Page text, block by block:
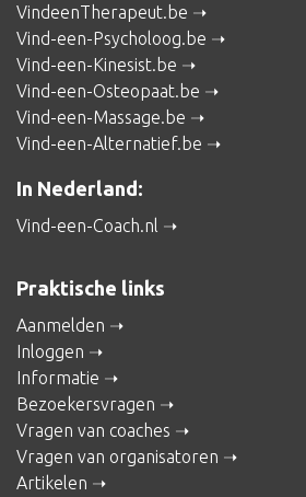
VindeenTherapeut.be
Vind-een-Psycholoog.be
Vind-een-Kinesist.be
Vind-een-Osteopaat.be
Vind-een-Massage.be
Vind-een-Alternatief.be
In Nederland:
Vind-een-Coach.nl
Praktische links
Aanmelden
Inloggen
Informatie
Bezoekersvragen
Vragen van coaches
Vragen van organisatoren
Artikelen